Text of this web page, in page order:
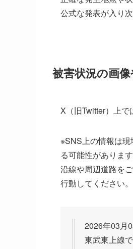
公式な発表が入り
被害状況の画
X（旧Twitter）上で
※SNS上の情報は
る可能性があります
沿線や周辺道路を
行動してください。
2026年03月
東武東上線